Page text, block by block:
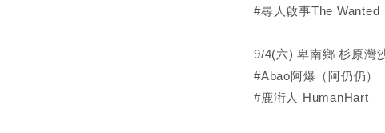
#尋人啟事The Wanted
9/4(六) 卑南鄉 杉原灣
#Abao阿爆（阿仍仍）
#鹿洐人 HumanHart